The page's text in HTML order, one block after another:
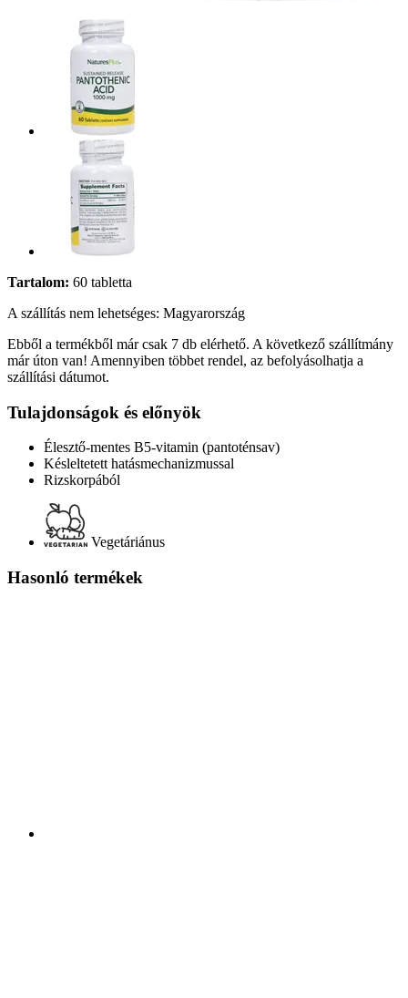
Tartalom: 60 tabletta
A szállítás nem lehetséges: Magyarország
Ebből a termékből már csak 7 db elérhető. A következő szállítmány
már úton van! Amennyiben többet rendel, az befolyásolhatja a
szállítási dátumot.
Tulajdonságok és előnyök
Élesztő-mentes B5-vitamin (pantoténsav)
Késleltetett hatásmechanizmussal
Rizskorpából
Vegetáriánus
Hasonló termékek